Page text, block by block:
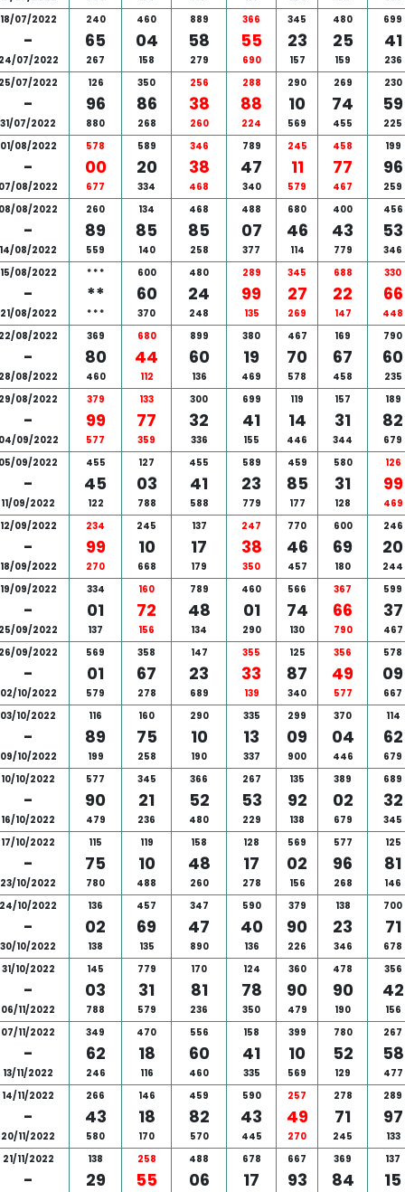
18/07/2022
-
07/2022
240
65
267
460
04
158
889
58
279
366
55
690
345
23
157
480
25
159
699
41
236
07/2022
-
31/07/2022
126
96
880
350
86
268
256
38
260
288
88
224
290
10
569
269
74
455
230
59
225
01/08/2022
-
08/2022
578
00
677
589
20
334
346
38
468
789
47
340
245
11
579
458
77
467
199
96
259
08/2022
-
14/08/2022
260
89
559
134
85
140
468
85
258
488
07
377
680
46
114
400
43
779
456
53
346
15/08/2022
-
21/08/2022
* * *
**
* * *
600
60
370
480
24
248
289
99
135
345
27
269
688
22
147
330
66
448
08/2022
-
08/2022
369
80
460
680
44
112
899
60
136
380
19
469
467
70
578
169
67
458
790
60
235
08/2022
-
09/2022
379
99
577
133
77
359
300
32
336
699
41
155
119
14
446
157
31
344
189
82
679
09/2022
-
11/09/2022
455
45
122
127
03
788
455
41
588
589
23
779
459
85
177
580
31
128
126
99
469
12/09/2022
-
18/09/2022
234
99
270
245
10
668
137
17
179
247
38
350
770
46
457
600
69
180
246
20
244
19/09/2022
-
09/2022
334
01
137
160
72
156
789
48
134
460
01
290
566
74
130
367
66
790
599
37
467
09/2022
-
02/10/2022
569
01
579
358
67
278
147
23
689
355
33
139
125
87
340
356
49
577
578
09
667
03/10/2022
-
09/10/2022
116
89
199
160
75
258
290
10
190
335
13
337
299
09
900
370
04
446
114
62
679
10/10/2022
-
16/10/2022
577
90
479
345
21
236
366
52
480
267
53
229
135
92
138
389
02
679
689
32
345
17/10/2022
-
23/10/2022
115
75
780
119
10
488
158
48
260
128
17
278
569
02
156
577
96
268
125
81
146
24/10/2022
-
30/10/2022
136
02
138
457
69
135
347
47
890
590
40
136
379
90
226
138
23
346
700
71
678
31/10/2022
-
06/11/2022
145
03
788
779
31
579
170
81
236
124
78
350
360
90
479
478
90
190
356
42
156
07/11/2022
-
13/11/2022
349
62
246
470
18
116
556
60
460
158
41
335
399
10
569
780
52
129
267
58
477
14/11/2022
-
20/11/2022
266
43
580
146
18
170
459
82
570
590
43
445
257
49
270
278
71
245
289
97
133
21/11/2022
-
138
29
258
55
488
06
678
17
667
93
369
84
137
15